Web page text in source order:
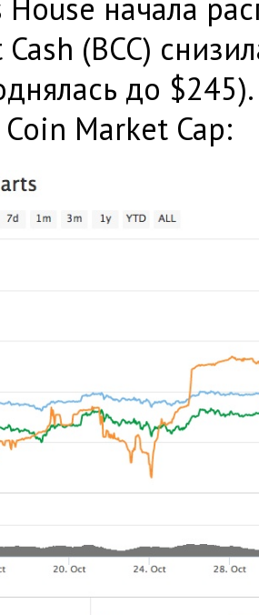
начала
(BCC)
до
Market Cap: